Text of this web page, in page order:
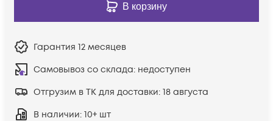
В корзину
Гарантия 12 месяцев
Самовывоз со склада: недоступен
Отгрузим в ТК для доставки: 18 августа
В наличии: 10+ шт